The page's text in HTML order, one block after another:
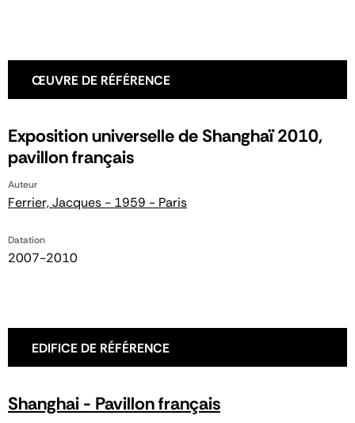
ŒUVRE DE RÉFÉRENCE
Exposition universelle de Shanghaï 2010,
pavillon français
Auteur
Ferrier, Jacques - 1959 - Paris
Datation
2007-2010
EDIFICE DE RÉFÉRENCE
Shanghai - Pavillon français